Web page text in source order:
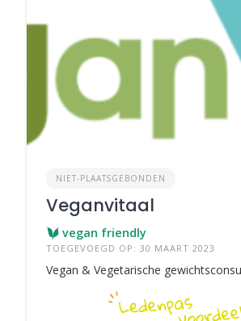
NIET-PLAATSGEBONDEN
Veganvitaal
vegan friendly
TOEGEVOEGD OP: 30 MAART 2023
Vegan & Vegetarische